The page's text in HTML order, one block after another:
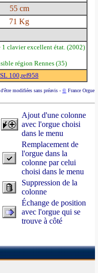
55 cm
71 Kg
1 clavier excellent état. (2002)
région Rennes (35)
SL 100,ref958
modifiées sans préavis - © France Orgue
Ajout d'une colonne
avec l'orgue choisi
dans le menu
Remplacement de
l'orgue dans la
colonne par celui
choisi dans le menu
Suppression de la
colonne
Échange de position
avec l'orgue qui se
trouve à côté